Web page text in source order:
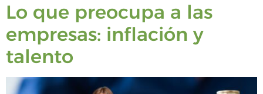
Lo que preocupa a las
empresas: inflación y
talento